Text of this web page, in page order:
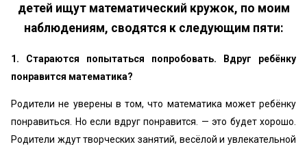
детей ищут математический кружок, по моим
наблюдениям, сводятся к следующим пяти:
1. Стараются попытаться попробовать. Вдруг ребёнку
понравится математика?
Родители не уверены в том, что математика может ребёнку
понравиться. Но если вдруг понравится. — это будет хорошо.
Родители ждут творческих занятий, весёлой и увлекательной